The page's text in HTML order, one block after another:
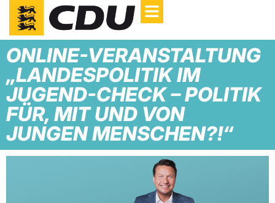
ONLINE-VERANSTALTUNG
„LANDESPOLITIK IM
JUGEND-CHECK – POLITIK
FÜR, MIT UND VON
JUNGEN MENSCHEN?!“